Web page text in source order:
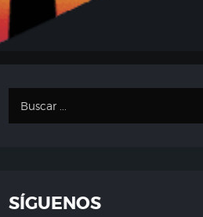
SÍGUENOS